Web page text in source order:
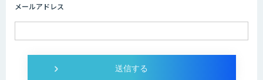
メールアドレス